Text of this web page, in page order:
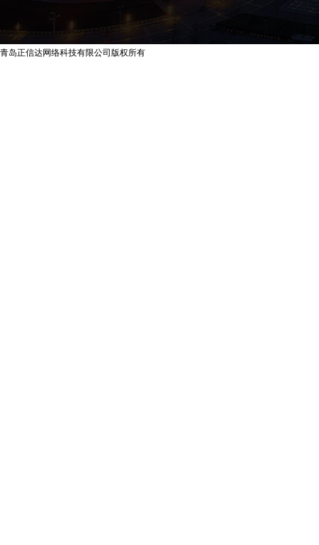
青岛正信达网络科技有限公司版权所有